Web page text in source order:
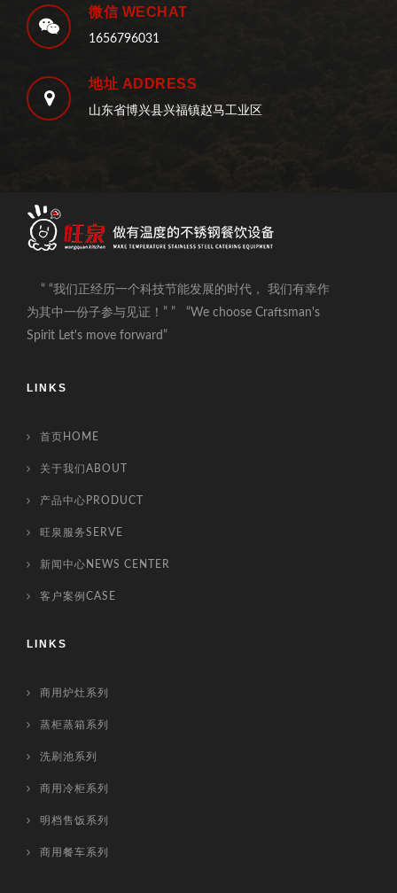
微信 WECHAT
1656796031
地址 ADDRESS
山东省博兴县兴福镇赵马工业区
“ “我们正经历一个科技节能发展的时代， 我们有幸作
为其中一份子参与见证！” ” “We choose Craftsman's
Spirit Let's move forward”
LINKS
首页HOME
关于我们ABOUT
产品中心PRODUCT
旺泉服务SERVE
新闻中心NEWS CENTER
客户案例CASE
LINKS
商用炉灶系列
蒸柜蒸箱系列
洗刷池系列
商用冷柜系列
明档售饭系列
商用餐车系列